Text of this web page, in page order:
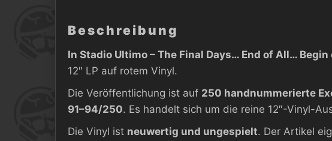
Beschreibung
In Stadio Ultimo – The Final Days… End of All…
12″ LP auf rotem Vinyl.
Die Veröffentlichung ist auf 250 handnummerierte
91–94/250. Es handelt sich um die reine 12″-Vinyl-
Die Vinyl ist neuwertig und ungespielt. Der Artikel